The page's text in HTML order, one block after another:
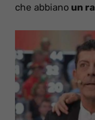
che abbiano un